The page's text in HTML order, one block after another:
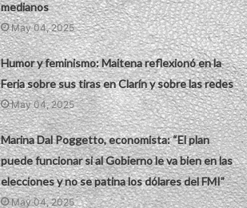
medianos
May 04, 2025
Humor y feminismo: Maitena reflexionó en la
Feria sobre sus tiras en Clarín y sobre las redes
May 04, 2025
Marina Dal Poggetto, economista: “El plan
puede funcionar si al Gobierno le va bien en las
elecciones y no se patina los dólares del FMI”
May 04, 2025